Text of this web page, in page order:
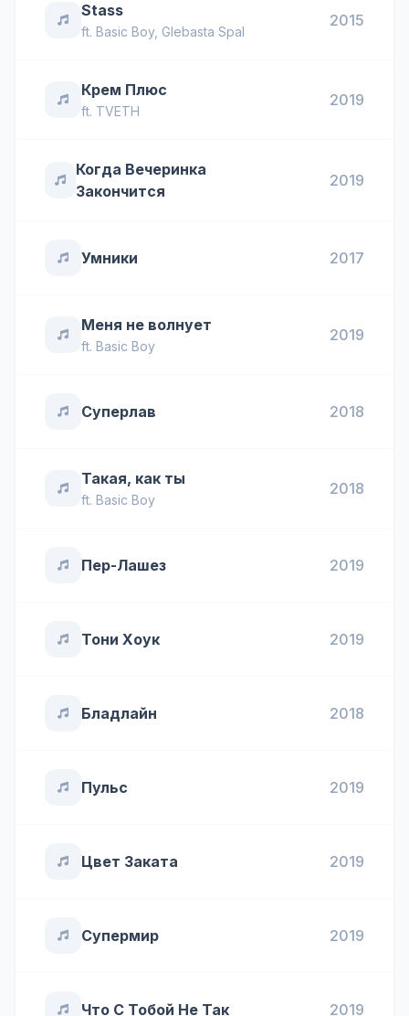
Stass
ft. Basic Boy, Glebasta Spal
2015
Крем Плюс
ft. TVETH
2019
Когда Вечеринка
Закончится
2019
Умники 2017
Меня не волнует
ft. Basic Boy
2019
Суперлав 2018
Такая, как ты
ft. Basic Boy
2018
Пер-Лашез 2019
Тони Хоук 2019
Бладлайн 2018
Пульс 2019
Цвет Заката 2019
Супермир 2019
Что С Тобой Не Так 2019